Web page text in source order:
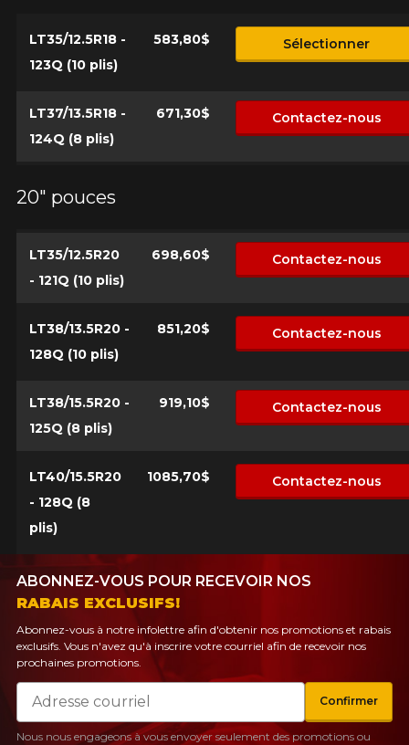
LT35/12.5R18 -
123Q (10 plis)
583,80$ Sélectionner
LT37/13.5R18 -
124Q (8 plis)
671,30$ Contactez-nous
20" pouces
LT35/12.5R20
- 121Q (10 plis)
698,60$ Contactez-nous
LT38/13.5R20 -
128Q (10 plis)
851,20$ Contactez-nous
LT38/15.5R20 -
125Q (8 plis)
919,10$ Contactez-nous
LT40/15.5R20
- 128Q (8
plis)
1085,70$ Contactez-nous
ABONNEZ-VOUS POUR RECEVOIR NOS
RABAIS EXCLUSIFS!
Abonnez-vous à notre infolettre afin d'obtenir nos promotions et rabais
exclusifs. Vous n'avez qu'à inscrire votre courriel afin de recevoir nos
prochaines promotions.
Courriel
Confirmer
Nous nous engageons à vous envoyer seulement des promotions ou